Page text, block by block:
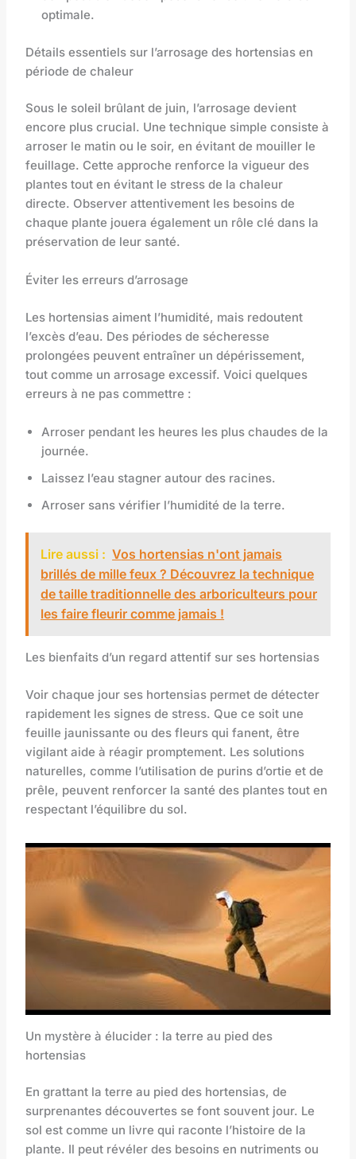
optimale.
Détails essentiels sur l’arrosage des hortensias en
période de chaleur
Sous le soleil brûlant de juin, l’arrosage devient
encore plus crucial. Une technique simple consiste à
arroser le matin ou le soir, en évitant de mouiller le
feuillage. Cette approche renforce la vigueur des
plantes tout en évitant le stress de la chaleur
directe. Observer attentivement les besoins de
chaque plante jouera également un rôle clé dans la
préservation de leur santé.
Éviter les erreurs d’arrosage
Les hortensias aiment l’humidité, mais redoutent
l’excès d’eau. Des périodes de sécheresse
prolongées peuvent entraîner un dépérissement,
tout comme un arrosage excessif. Voici quelques
erreurs à ne pas commettre :
Arroser pendant les heures les plus chaudes de la
journée.
Laissez l’eau stagner autour des racines.
Arroser sans vérifier l’humidité de la terre.
Lire aussi : Vos hortensias n'ont jamais
brillés de mille feux ? Découvrez la technique
de taille traditionnelle des arboriculteurs pour
les faire fleurir comme jamais !
Les bienfaits d’un regard attentif sur ses hortensias
Voir chaque jour ses hortensias permet de détecter
rapidement les signes de stress. Que ce soit une
feuille jaunissante ou des fleurs qui fanent, être
vigilant aide à réagir promptement. Les solutions
naturelles, comme l’utilisation de purins d’ortie et de
prêle, peuvent renforcer la santé des plantes tout en
respectant l’équilibre du sol.
Un mystère à élucider : la terre au pied des
hortensias
En grattant la terre au pied des hortensias, de
surprenantes découvertes se font souvent jour. Le
sol est comme un livre qui raconte l’histoire de la
plante. Il peut révéler des besoins en nutriments ou